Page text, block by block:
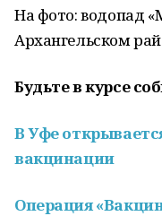
На фото: водопад
Архангельском
Будьте в курсе
В Уфе
вакцинации
Операция